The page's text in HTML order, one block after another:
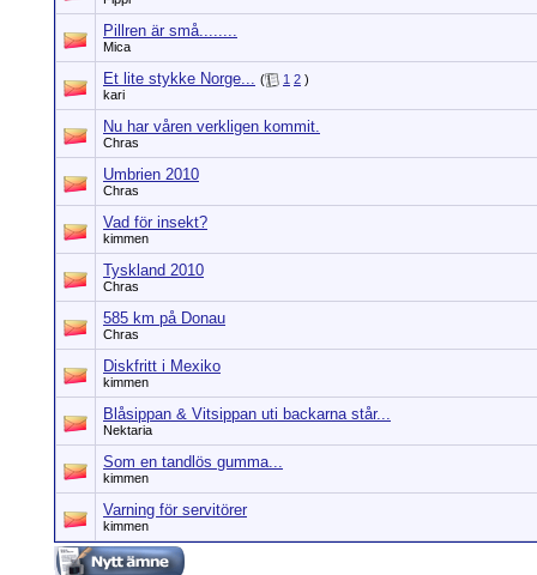
Pillren är små........
Mica
Et lite stykke Norge... ( 1 2 )
kari
Nu har våren verkligen kommit.
Chras
Umbrien 2010
Chras
Vad för insekt?
kimmen
Tyskland 2010
Chras
585 km på Donau
Chras
Diskfritt i Mexiko
kimmen
Blåsippan & Vitsippan uti backarna står...
Nektaria
Som en tandlös gumma...
kimmen
Varning för servitörer
kimmen